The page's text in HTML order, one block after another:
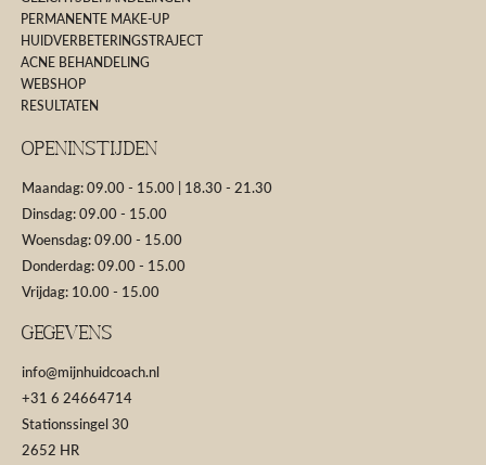
PERMANENTE MAKE-UP
HUIDVERBETERINGSTRAJECT
ACNE BEHANDELING
WEBSHOP
RESULTATEN
Openinstijden
Maandag: 09.00 - 15.00 | 18.30 - 21.30
Dinsdag: 09.00 - 15.00
Woensdag: 09.00 - 15.00
Donderdag: 09.00 - 15.00
Vrijdag: 10.00 - 15.00
GEGEVENS
info@mijnhuidcoach.nl
+31 6 24664714
Stationssingel 30
2652 HR